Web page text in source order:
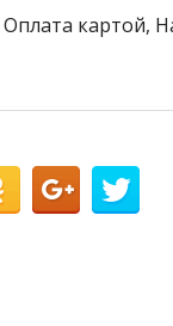
картой,